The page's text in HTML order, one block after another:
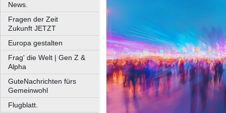
News.
Fragen der Zeit
Zukunft JETZT
Europa gestalten
Frag' die Welt | Gen Z &
Alpha
GuteNachrichten fürs
Gemeinwohl
Flugblatt.